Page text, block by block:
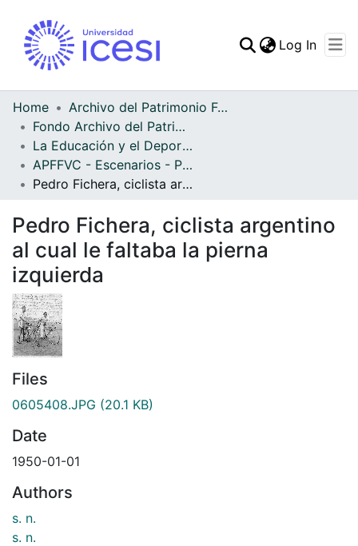
Log In
Home
Archivo del Patrimonio Fotográfico y Fílmico del Valle del Cauca
Fondo Archivo del Patrimonio Fotográfico y Fílmico del Valle del Cauca
La Educación y el Deporte
APFFVC - Escenarios - Patrimonial
Pedro Fichera, ciclista argentino al cual le faltaba la pierna izquierda
Pedro Fichera, ciclista argentino
al cual le faltaba la pierna
izquierda
Files
0605408.JPG (20.1 KB)
Date
1950-01-01
Authors
s. n.
s. n.